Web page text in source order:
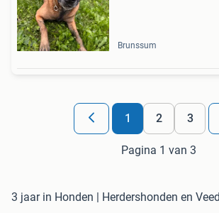
Brunssum
1 2 3
Pagina 1 van 3
3 jaar in Honden | Herdershonden en